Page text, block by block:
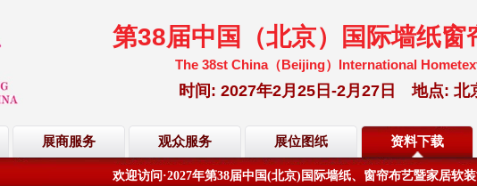
第38届中国（北京）国际墙纸
The 38st China（Beijing）International
时间: 2027年2月25日-2月27日 地点: 北
展商服务 观众服务 展位图纸 资料下载
距离展会开幕倒计时还有 天23小时21
欢迎访问·2027年第38届中国(北京)国际墙纸、窗帘布艺暨家居软